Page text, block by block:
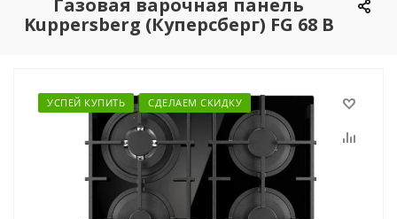
Газовая варочная панель
Kuppersberg (Куперсберг) FG 68 B
УСПЕЙ КУПИТЬ СДЕЛАЕМ СКИДКУ